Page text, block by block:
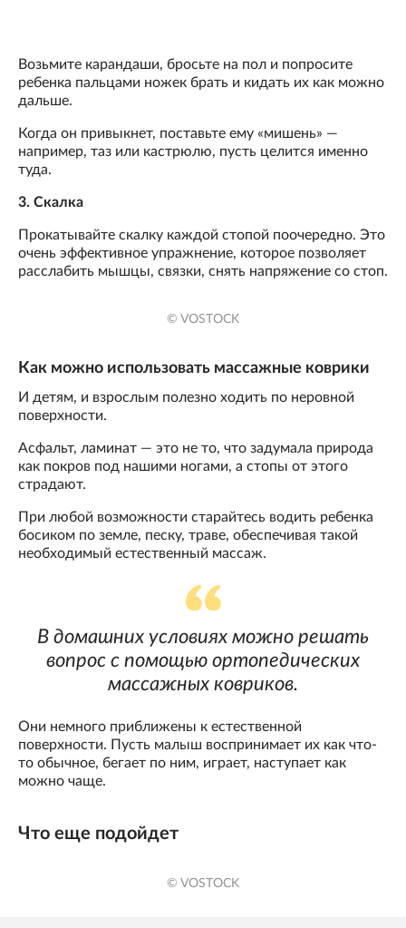
Возьмите карандаши, бросьте на пол и попросите
ребенка пальцами ножек брать и кидать их как можно
дальше.
Когда он привыкнет, поставьте ему «мишень» —
например, таз или кастрюлю, пусть целится именно
туда.
3. Скалка
Прокатывайте скалку каждой стопой поочередно. Это
очень эффективное упражнение, которое позволяет
расслабить мышцы, связки, снять напряжение со стоп.
© VOSTOCK
Как можно использовать массажные коврики
И детям, и взрослым полезно ходить по неровной
поверхности.
Асфальт, ламинат — это не то, что задумала природа
как покров под нашими ногами, а стопы от этого
страдают.
При любой возможности старайтесь водить ребенка
босиком по земле, песку, траве, обеспечивая такой
необходимый естественный массаж.
В домашних условиях можно решать
вопрос с помощью ортопедических
массажных ковриков.
Они немного приближены к естественной
поверхности. Пусть малыш воспринимает их как что-
то обычное, бегает по ним, играет, наступает как
можно чаще.
Что еще подойдет
© VOSTOCK